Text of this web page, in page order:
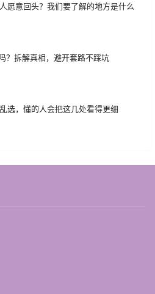
愿意回头？我们要了解的地方是什么
？拆解真相，避开套路不踩坑
选，懂的人会把这几处看得更细